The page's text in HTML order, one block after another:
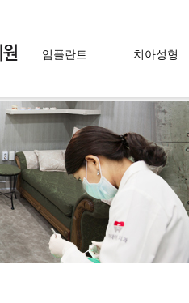
임플란트
임플란트란
임플란트 장점
임플란트 시술방법
임플란트 치료방법
자가치아 뼈이식술
치아성형
라미네이트
치아미백
잇몸성형